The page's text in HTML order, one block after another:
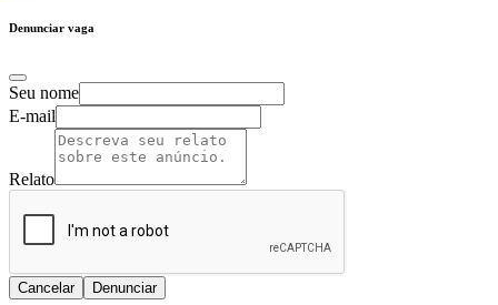
Denunciar vaga
Seu nome
E-mail
Relato
Cancelar Denunciar